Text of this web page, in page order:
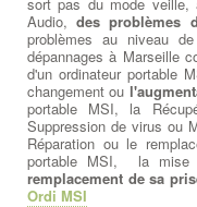
Audio,des problèmes
problèmes au niveau
dépannages à Marseille
d'un ordinateur portable
changement ou
portable MSI, la
Suppression de virus ou
Réparation ou le
portable MSI, la mise
remplacement de sa
Ordi MSI